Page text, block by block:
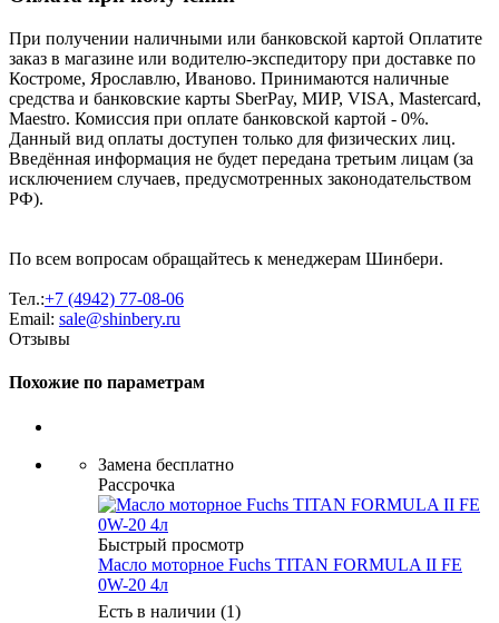
При получении наличными или банковской картой Оплатите
заказ в магазине или водителю-экспедитору при доставке по
Костроме, Ярославлю, Иваново. Принимаются наличные
средства и банковские карты SberPay, МИР, VISA, Mastercard,
Maestro. Комиссия при оплате банковской картой - 0%.
Данный вид оплаты доступен только для физических лиц.
Введённая информация не будет передана третьим лицам (за
исключением случаев, предусмотренных законодательством
РФ).
По всем вопросам обращайтесь к менеджерам Шинбери.
Тел.:+7 (4942) 77-08-06
Email: sale@shinbery.ru
Отзывы
Похожие по параметрам
Замена бесплатно
Рассрочка
Быстрый просмотр
Масло моторное Fuchs TITAN FORMULA II FE
0W-20 4л
Есть в наличии (1)